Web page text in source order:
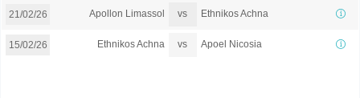
21/02/26 Apollon Limassol vs Ethnikos Achna
15/02/26 Ethnikos Achna vs Apoel Nicosia